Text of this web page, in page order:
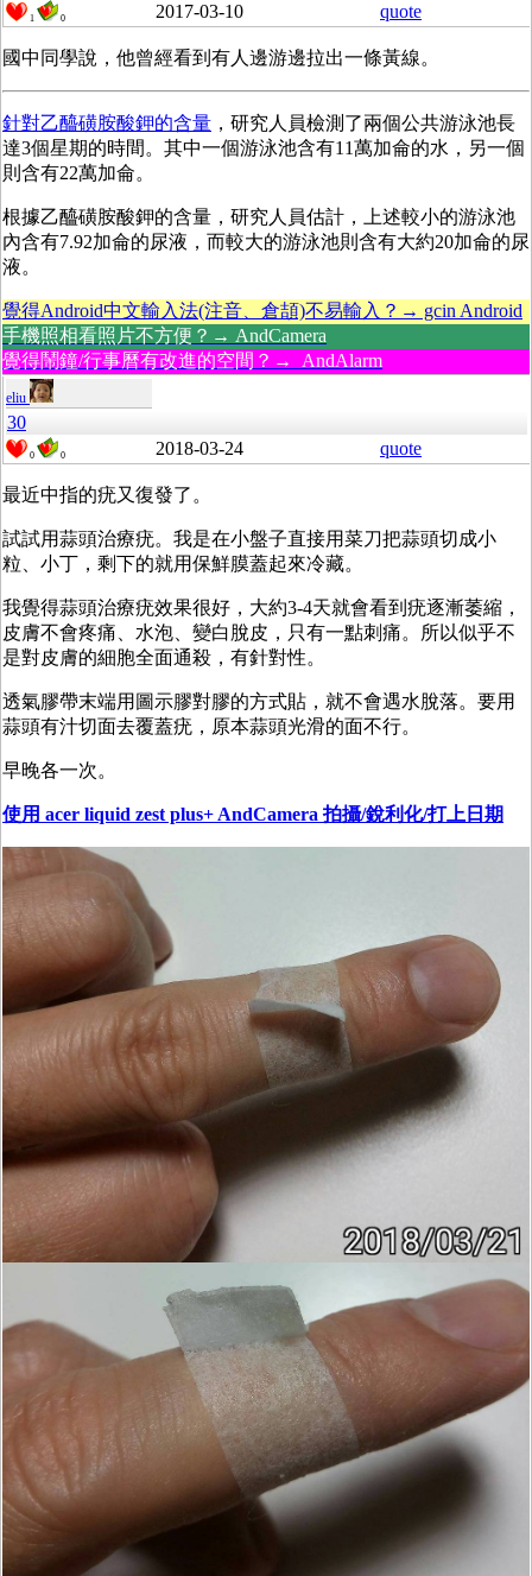
1 0 2017-03-10 quote
國中同學說，他曾經看到有人邊游邊拉出一條黃線。
針對乙醯磺胺酸鉀的含量 ，研究人員檢測了兩個公共游泳池長
達3個星期的時間。其中一個游泳池含有11萬加侖的水，另一個
則含有22萬加侖。
根據乙醯磺胺酸鉀的含量，研究人員估計，上述較小的游泳池
內含有7.92加侖的尿液，而較大的游泳池則含有大約20加侖的尿
液。
覺得Android中文輸入法(注音、倉頡)不易輸入？→ gcin Android
手機照相看照片不方便？→ AndCamera
覺得鬧鐘/行事曆有改進的空間？→ AndAlarm
eliu
30
0 0 2018-03-24 quote
最近中指的疣又復發了。
試試用蒜頭治療疣。我是在小盤子直接用菜刀把蒜頭切成小
粒、小丁，剩下的就用保鮮膜蓋起來冷藏。
我覺得蒜頭治療疣效果很好，大約3-4天就會看到疣逐漸萎縮，
皮膚不會疼痛、水泡、變白脫皮，只有一點刺痛。所以似乎不
是對皮膚的細胞全面通殺，有針對性。
透氣膠帶末端用圖示膠對膠的方式貼，就不會遇水脫落。要用
蒜頭有汁切面去覆蓋疣，原本蒜頭光滑的面不行。
早晚各一次。
使用 acer liquid zest plus+ AndCamera 拍攝/銳利化/打上日期